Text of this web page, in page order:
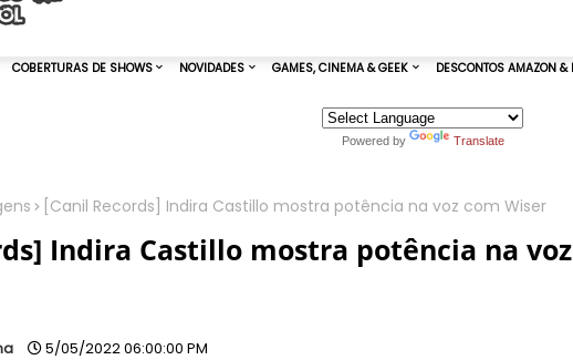
Powered by Translate
[Canil Records] Indira Castillo mostra potência na voz com Wiser
Indira Castillo mostra potência na voz
5/05/2022 06:00:00 PM